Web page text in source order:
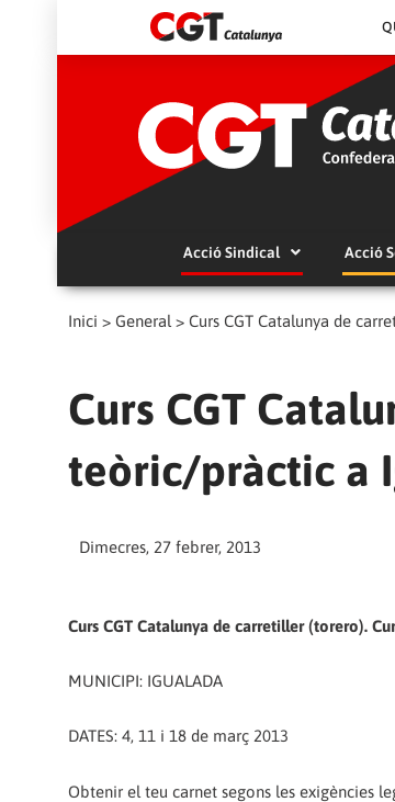
Acció Sindical Acció
Inici > General > Curs CGT Catalunya de
Curs CGT
teòric/pràctic a
Dimecres, 27 febrer, 2013
Curs CGT Catalunya de carretiller (torero).
MUNICIPI: IGUALADA
DATES: 4, 11 i 18 de març 2013
Obtenir el teu carnet segons les exigències